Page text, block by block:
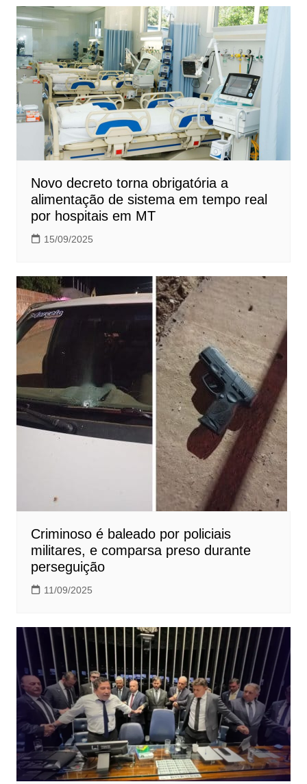
Novo decreto torna obrigatória a
alimentação de sistema em tempo real
por hospitais em MT
15/09/2025
Criminoso é baleado por policiais
militares, e comparsa preso durante
perseguição
11/09/2025